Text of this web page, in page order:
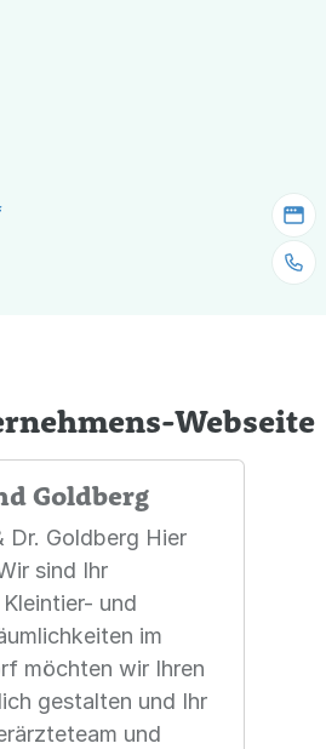
Webseite
Goldberg
Dr. Goldberg Hier
sind Ihr
und
im
möchten wir Ihren
gestalten und Ihr
und